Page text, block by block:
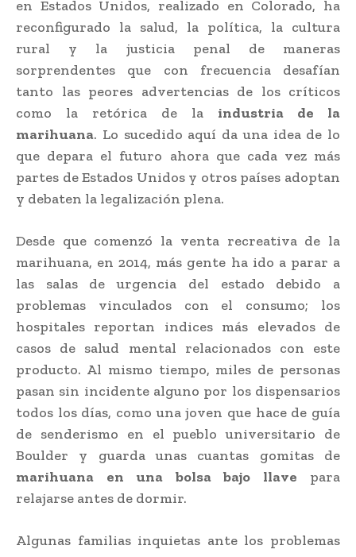
en Estados Unidos, realizado en Colorado, ha
reconfigurado la salud, la política, la cultura
rural y la justicia penal de maneras
sorprendentes que con frecuencia desafían
tanto las peores advertencias de los críticos
como la retórica de la industria de la
marihuana. Lo sucedido aquí da una idea de lo
que depara el futuro ahora que cada vez más
partes de Estados Unidos y otros países adoptan
y debaten la legalización plena.
Desde que comenzó la venta recreativa de la
marihuana, en 2014, más gente ha ido a parar a
las salas de urgencia del estado debido a
problemas vinculados con el consumo; los
hospitales reportan indices más elevados de
casos de salud mental relacionados con este
producto. Al mismo tiempo, miles de personas
pasan sin incidente alguno por los dispensarios
todos los días, como una joven que hace de guía
de senderismo en el pueblo universitario de
Boulder y guarda unas cuantas gomitas de
marihuana en una bolsa bajo llave para
relajarse antes de dormir.
Algunas familias inquietas ante los problemas